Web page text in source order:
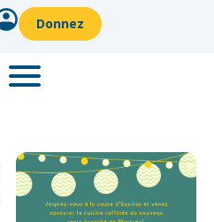
Donnez